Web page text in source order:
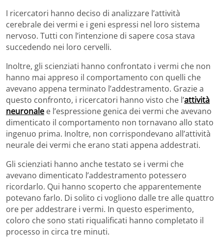
I ricercatori hanno deciso di analizzare l’attività
cerebrale dei vermi e i geni espressi nel loro sistema
nervoso. Tutti con l’intenzione di sapere cosa stava
succedendo nei loro cervelli.
Inoltre, gli scienziati hanno confrontato i vermi che non
hanno mai appreso il comportamento con quelli che
avevano appena terminato l’addestramento. Grazie a
questo confronto, i ricercatori hanno visto che l’attività
neuronale e l’espressione genica dei vermi che avevano
dimenticato il comportamento non tornavano allo stato
ingenuo prima. Inoltre, non corrispondevano all’attività
neurale dei vermi che erano stati appena addestrati.
Gli scienziati hanno anche testato se i vermi che
avevano dimenticato l’addestramento potessero
ricordarlo. Qui hanno scoperto che apparentemente
potevano farlo. Di solito ci vogliono dalle tre alle quattro
ore per addestrare i vermi. In questo esperimento,
coloro che sono stati riqualificati hanno completato il
processo in circa tre minuti.